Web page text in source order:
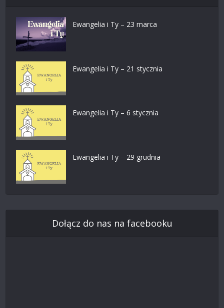
Ewangelia i Ty – 23 marca
Ewangelia i Ty – 21 stycznia
Ewangelia i Ty – 6 stycznia
Ewangelia i Ty – 29 grudnia
Dołącz do nas na facebooku